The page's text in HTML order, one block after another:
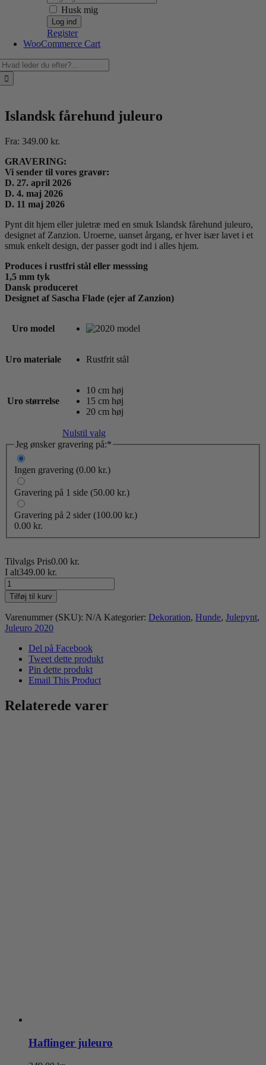
Husk mig
Register
WooCommerce Cart
Islandsk fårehund juleuro
Fra: 349.00 kr.
GRAVERING:
Vi sender til vores gravør:
D. 27. april 2026
D. 4. maj 2026
D. 11 maj 2026
Pynt dit hjem eller juletræ med en smuk Islandsk fårehund juleuro,
designet af Zanzion. Uroerne, uanset årgang, er hver især lavet i et
smuk enkelt design, der passer godt ind i alles hjem.
Produces i rustfri stål eller messsing
1,5 mm tyk
Dansk produceret
Designet af Sascha Flade (ejer af Zanzion)
Uro model
Uro materiale Rustfrit stål
Uro størrelse
10 cm høj
15 cm høj
20 cm høj
Nulstil valg
Jeg ønsker gravering på:*(required)
Ingen gravering (0.00 kr.)
Gravering på 1 side (50.00 kr.)
Gravering på 2 sider (100.00 kr.)
0.00 kr.
Tilvalgs Pris0.00 kr.
I alt349.00 kr.
Islandsk
fårehund
juleuro
antal
Tilføj til kurv
Varenummer (SKU): N/A Kategorier: Dekoration, Hunde, Julepynt,
Juleuro 2020
Del på Facebook
Tweet dette produkt
Pin dette produkt
Email This Product
Relaterede varer
Haflinger juleuro